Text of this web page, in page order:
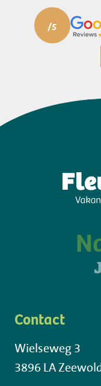
Contact
Wielseweg 3
3896 LA